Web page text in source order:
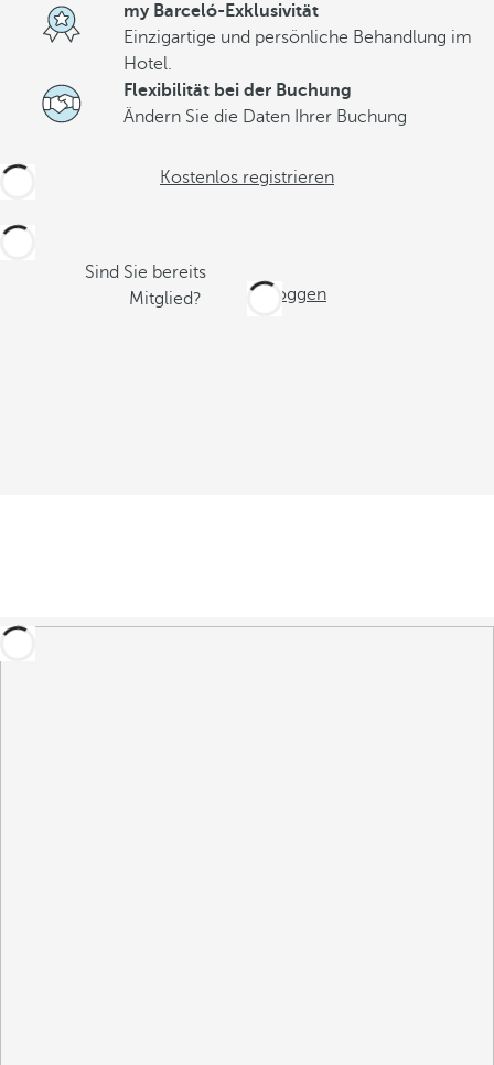
my Barceló-Exklusivität
Einzigartige und persönliche Behandlung im
Hotel.
Flexibilität bei der Buchung
Ändern Sie die Daten Ihrer Buchung
Kostenlos registrieren
Sind Sie bereits
Mitglied?
Einloggen